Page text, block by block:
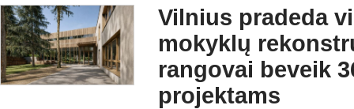
Vilnius pradeda
mokyklų
rangovai beveik
projektams